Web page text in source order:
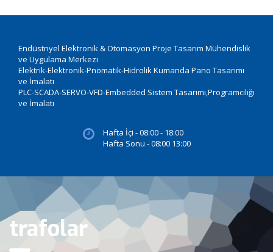
Endüstriyel Elektronik & Otomasyon Proje Tasarım Mühendislik
ve Uygulama Merkezi
Elektrik-Elektronik-Pnömatik-Hidrolik Kumanda Pano Tasarımı
ve İmalatı
PLC-SCADA-SERVO-VFD-Embedded Sistem Tasarımı,Programcılığı
ve İmalatı
Hafta İçi - 08:00 - 18:00
Hafta Sonu - 08:00 13:00
trafolar